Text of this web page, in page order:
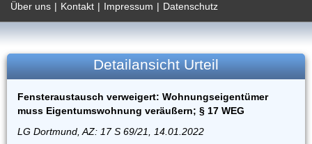
Über uns | Kontakt | Impressum | Datenschutz
Detailansicht Urteil
Fensteraustausch verweigert: Wohnungseigentümer
muss Eigentumswohnung veräußern; § 17 WEG
LG Dortmund, AZ: 17 S 69/21, 14.01.2022